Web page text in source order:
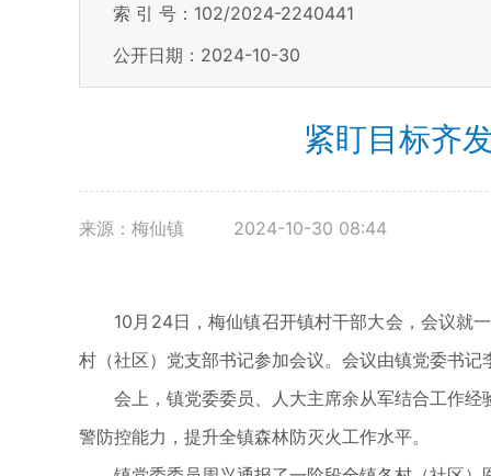
索 引 号：102/2024-2240441
公开日期：2024-10-30
紧盯目标齐
来源：梅仙镇 2024-10-30 08:44
10月24日，梅仙镇召开镇村干部大会，会议就一
村（社区）党支部书记参加会议。会议由镇党委书记
会上，镇党委委员、人大主席余从军结合工作经
警防控能力，提升全镇森林防灭火工作水平。